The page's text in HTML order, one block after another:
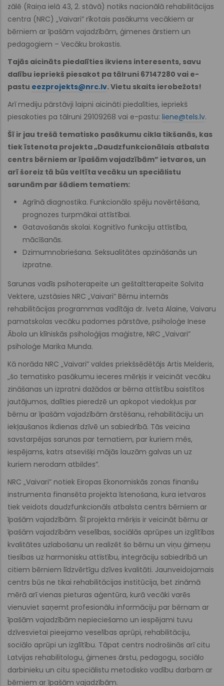
navigēt
un
mijiedarboties
zālē (Raiņa ielā 43, 2. stāvā) notiks nacionālā rehabilitācijas
centra (NRC) „Vaivari” rīkotais pasākums vecākiem ar
bērniem ar īpašām vajadzībām, ģimenes ārstiem un
pedagogiem – Vecāku brokastis.
Tajās aicināts piedalīties ikviens interesents, savu
dalību iepriekš piesakot pa tālruni 67147280 vai e-
pastu eezprojekts@nrc.lv. Vietu skaits ierobežots!
Arī mediju pārstāvji laipni aicināti piedalīties, iepriekš
piesakoties pa tālruni 29109268 vai e-pastu: liene@tels.lv.
Šī ir jau trešā tematisko pasākumu cikla tikšanās, kas
tiek īstenota projekta „Daudzfunkcionālais atbalsta
centrs bērniem ar īpašām vajadzībām” ietvaros, un
arī šoreiz tā būs veltīta vecāku un speciālistu
sarunām par šādiem tematiem:
Agrīnā diagnostika. Funkcionālo spēju novērtēšana,
prognozes turpmākai attīstībai.
Gatavošanās skolai. Kognitīvo funkciju attīstība,
mācīšanās.
Dzimumnobriešana. Seksualitātes apzināšanās un
izpratne.
Sarunas vadīs psihoterapeite un geštaltterapeite Solvita
Vektere, uzstāsies NRC „Vaivari” Bērnu internās
rehabilitācijas programmas vadītāja dr. Iveta Alaine, Vaivaru
pamatskolas vecāku padomes pārstāve, psiholoģe Inese
Ābola un klīniskās psiholoģijas maģistre, NRC „Vaivari”
psiholoģe Marika Munda.
Kā norāda NRC „Vaivari” valdes priekšsēdētājs Artis Melderis,
„šo tematisko pasākumu ieceres mērķis ir veicināt vecāku
zināšanas un izpratni dažādos ar bērna attīstību saistītos
jautājumos, dalīties pieredzē un apkopot viedokļus par
bērnu ar īpašām vajadzībām ārstēšanu, rehabilitāciju un
iekļaušanos ikdienas dzīvē un sabiedrībā. Tās veicina
savstarpējas sarunas par tematiem, par kuriem mēs,
iespējams, katrs atsevišķi mājās lauzām galvas un uz
kuriem nerodam atbildes”.
NRC „Vaivari” notiek Eiropas Ekonomiskās zonas finanšu
instrumenta finansēta projekta īstenošana, kura ietvaros
tiek veidots daudzfunkcionāls atbalsta centrs bērniem ar
īpašām vajadzībām. Šī projekta mērķis ir veicināt bērnu ar
īpašām vajadzībām veselības, sociālās aprūpes un izglītības
kvalitātes uzlabošanu un realizēt šo bērnu un viņu ģimeņu
tiesības uz harmonisku attīstību, integrāciju sabiedrībā un
citiem bērniem līdzvērtīgu dzīves kvalitāti. Jaunveidojamais
centrs būs ne tikai rehabilitācijas institūcija, bet zināmā
mērā arī vienas pieturas aģentūra, kurā vecāki varēs
vienuviet saņemt profesionālu informāciju par bērnam ar
īpašām vajadzībām nepieciešamo un iespējami tuvu
dzīvesvietai pieejamo veselības aprūpi, rehabilitāciju,
sociālo aprūpi un izglītību. Tāpat centrs nodrošinās arī citu
Latvijas rehabilitologu, ģimenes ārstu, pedagogu, sociālo
darbinieku un citu speciālistu metodisko vadību darbam ar
bērniem ar īpašām vajadzībām.